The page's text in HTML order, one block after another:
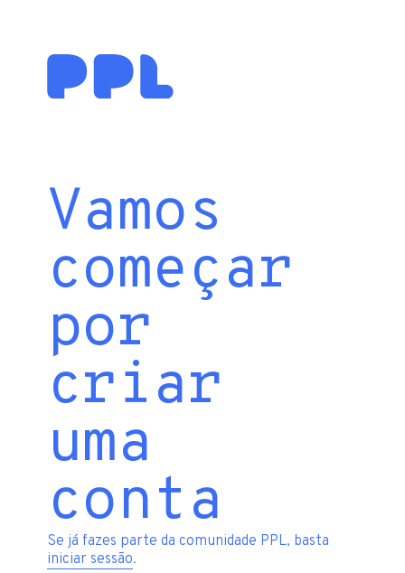
Vamos
começar
por
criar
uma
conta
Se já fazes parte da comunidade PPL, basta
iniciar sessão.